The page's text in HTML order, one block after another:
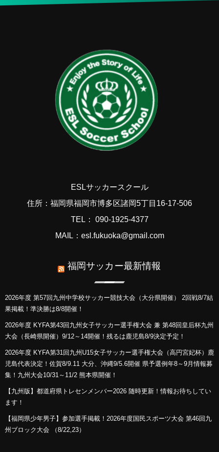
ESLサッカースクール
住所：福岡県福岡市博多区諸岡5丁目16-17-506
TEL： 090-1925-4377
MAIL：esl.fukuoka@gmail.com
福岡サッカー最新情報
2026年度 第57回九州中学校サッカー競技大会（大分県開催） 2回戦8/7結
果掲載！準決勝は8/8開催！
2026年度 KYFA第43回九州女子サッカー選手権大会 兼 第48回皇后杯九州
大会（長崎県開催）9/12～14開催！残るは鹿児島8/9決定予定！
2026年度 KYFA第31回九州U15女子サッカー選手権大会（高円宮妃杯）鹿
児島代表決定！佐賀8/9.11 大分、沖縄9/5.6開催 県予選例年8～9月情報募
集！九州大会10/31～11/2 熊本県開催！
【九州版】都道府県トレセンメンバー2026 随時更新！情報お待ちしてい
ます！
【福岡県少年男子】参加選手掲載！2026年度国民スポーツ大会 第46回九
州ブロック大会 （8/22,23）